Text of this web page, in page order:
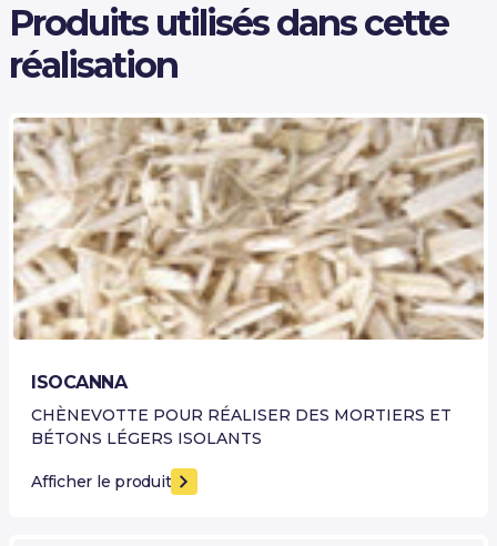
Produits utilisés dans cette
réalisation
ISOCANNA
CHÈNEVOTTE POUR RÉALISER DES MORTIERS ET
BÉTONS LÉGERS ISOLANTS
Afficher le produit